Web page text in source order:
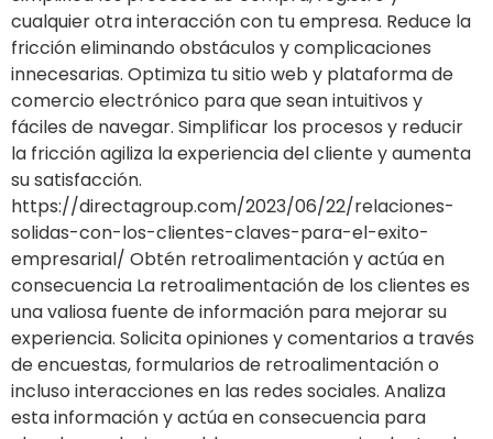
cualquier otra interacción con tu empresa. Reduce la
fricción eliminando obstáculos y complicaciones
innecesarias. Optimiza tu sitio web y plataforma de
comercio electrónico para que sean intuitivos y
fáciles de navegar. Simplificar los procesos y reducir
la fricción agiliza la experiencia del cliente y aumenta
su satisfacción.
https://directagroup.com/2023/06/22/relaciones-
solidas-con-los-clientes-claves-para-el-exito-
empresarial/ Obtén retroalimentación y actúa en
consecuencia La retroalimentación de los clientes es
una valiosa fuente de información para mejorar su
experiencia. Solicita opiniones y comentarios a través
de encuestas, formularios de retroalimentación o
incluso interacciones en las redes sociales. Analiza
esta información y actúa en consecuencia para